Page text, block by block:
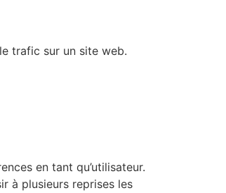
trafic sur un site web.
en tant qu’utilisateur.
à plusieurs reprises les